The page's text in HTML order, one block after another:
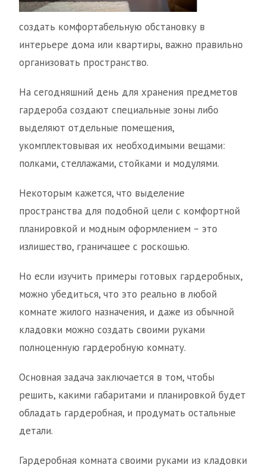
создать комфортабельную обстановку в
интерьере дома или квартиры, важно правильно
организовать пространство.
На сегодняшний день для хранения предметов
гардероба создают специальные зоны либо
выделяют отдельные помещения,
укомплектовывая их необходимыми вещами:
полками, стеллажами, стойками и модулями.
Некоторым кажется, что выделение
пространства для подобной цели с комфортной
планировкой и модным оформлением – это
излишество, граничащее с роскошью.
Но если изучить примеры готовых гардеробных,
можно убедиться, что это реально в любой
комнате жилого назначения, и даже из обычной
кладовки можно создать своими руками
полноценную гардеробную комнату.
Основная задача заключается в том, чтобы
решить, какими габаритами и планировкой будет
обладать гардеробная, и продумать остальные
детали.
Гардеробная комната своими руками из кладовки